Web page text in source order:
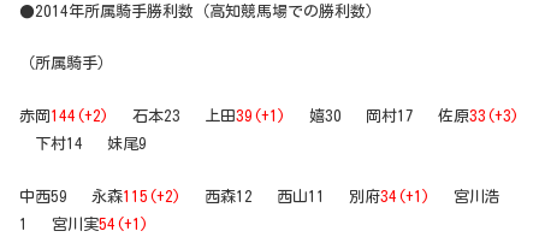
●2014年所属騎手勝利数（高知競馬場での勝利数）
（所属騎手）
赤岡 144(+2) 石本23 上田39(+1) 嬉30 岡村17 佐原33(+3)
下村14 妹尾9
中西59 永森115(+2) 西森12 西山11 別府34(+1)
宮川浩
1 宮川実54(+1)